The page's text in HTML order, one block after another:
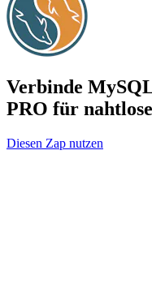
Verbinde
PRO für
Diesen Zap nutzen